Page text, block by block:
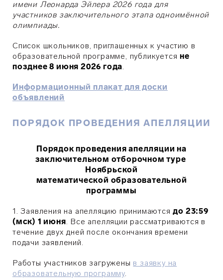
имени Леонарда Эйлера 2026 года для
участников заключительного этапа одноимённой
олимпиады.
Список школьников, приглашенных к участию в
образовательной программе, публикуетсяне
позднее 8 июня 2026 года.
Информационный плакат для доски
объявлений
ПОРЯДОК ПРОВЕДЕНИЯ АПЕЛЛЯЦИИ
Порядок проведения апелляции на
заключительном отборочном туре
Ноябрьской
математической образовательной
программы
1. Заявления на апелляцию принимаютсядо 23:59
(мск) 1 июня. Все апелляции рассматриваются в
течение двух дней после окончания времени
подачи заявлений.
Работы участников загружены в заявку на
образовательную программу.